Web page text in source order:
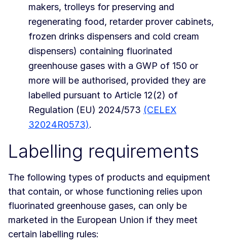
makers, trolleys for preserving and
regenerating food, retarder prover cabinets,
frozen drinks dispensers and cold cream
dispensers) containing fluorinated
greenhouse gases with a GWP of 150 or
more will be authorised, provided they are
labelled pursuant to Article 12(2) of
Regulation (EU) 2024/573 (CELEX
32024R0573).
Labelling requirements
The following types of products and equipment
that contain, or whose functioning relies upon
fluorinated greenhouse gases, can only be
marketed in the European Union if they meet
certain labelling rules: